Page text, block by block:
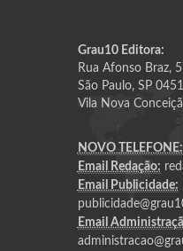
Grau10 Editora:
Rua Afonso Braz,
São Paulo, SP
Vila Nova
NOVO TELEFONE:
Email Redação:
Email Publicidade:
Email